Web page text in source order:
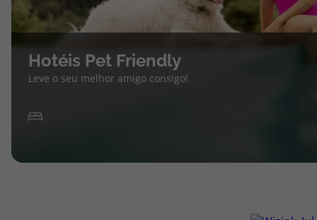
Hotéis Pet Friendly
Leve o seu melhor amigo consigo!